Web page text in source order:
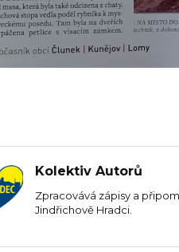
Kolektiv Autorů
Zpracovává zápisy a
Jindřichově Hradci.